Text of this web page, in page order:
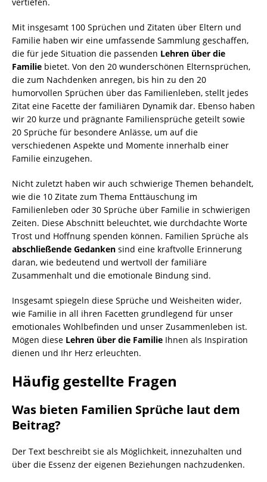
Mit insgesamt 100 Sprüchen und Zitaten über Eltern und
Familie haben wir eine umfassende Sammlung geschaffen,
die für jede Situation die passenden Lehren über die
Familie bietet. Von den 20 wunderschönen Elternsprüchen,
die zum Nachdenken anregen, bis hin zu den 20
humorvollen Sprüchen über das Familienleben, stellt jedes
Zitat eine Facette der familiären Dynamik dar. Ebenso haben
wir 20 kurze und prägnante Familiensprüche geteilt sowie
20 Sprüche für besondere Anlässe, um auf die
verschiedenen Aspekte und Momente innerhalb einer
Familie einzugehen.
Nicht zuletzt haben wir auch schwierige Themen behandelt,
wie die 10 Zitate zum Thema Enttäuschung im
Familienleben oder 30 Sprüche über Familie in schwierigen
Zeiten. Diese Abschnitt beleuchtet, wie durchdachte Worte
Trost und Hoffnung spenden können. Familien Sprüche als
abschließende Gedanken sind eine kraftvolle Erinnerung
daran, wie bedeutend und wertvoll der familiäre
Zusammenhalt und die emotionale Bindung sind.
Insgesamt spiegeln diese Sprüche und Weisheiten wider,
wie Familie in all ihren Facetten grundlegend für unser
emotionales Wohlbefinden und unser Zusammenleben ist.
Mögen diese Lehren über die Familie Ihnen als Inspiration
dienen und Ihr Herz erleuchten.
Häufig gestellte Fragen
Was bieten Familien Sprüche laut dem
Beitrag?
Der Text beschreibt sie als Möglichkeit, innezuhalten und
über die Essenz der eigenen Beziehungen nachzudenken.